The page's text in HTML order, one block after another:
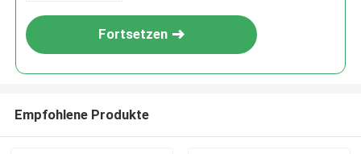
Fortsetzen
Empfohlene Produkte